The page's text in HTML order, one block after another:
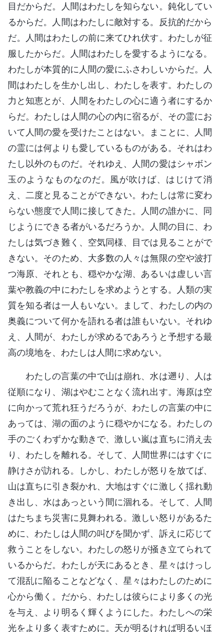
目だからだ。人間はわたしを知らない。鈍化してい
るからだ。人間はわたしに敵対する。反抗的だから
だ。人間はわたしの前に来てひれ伏す。わたしが征
服したからだ。人間はわたしを愛するようになる。
わたしが本質的に人間の愛にふさわしいからだ。人
間はわたしを生かし出し、わたしを表す。わたしの
力と知恵とが、人間をわたしの心に適う者にするか
らだ。わたしは人間の心の内に宿るが、その霊にお
いて人間の愛を受けたことはない。まことに、人間
の霊には何よりも愛しているものがある。それはわ
たし以外のものだ。それゆえ、人間の愛はシャボン
玉のようなものなのだ。風が吹けば、はじけて消
え、二度と見ることができない。わたしは常に変わ
らない態度で人間に接してきた。人間の誰かに、同
じようにできる者がいるだろうか。人間の目に、わ
たしは気づき難く、空気同様、目では見ることがで
きない。そのため、大多数の人々は無限の空や波打
つ海原、それとも、穏やかな湖、あるいは虚しい言
葉や教義の中にわたしを求めようとする。人類の実
質を知る者は一人もいない。まして、わたしの内の
奥義について何かを語れる者は誰もいない。それゆ
え、人間が、わたしが求めるであろうと予想する最
高の境地を、わたしは人間に求めない。
わたしの言葉の中で山は崩れ、水は遡り、人は
従順になり、湖はやむことなく流れ出す。海原は空
に向かって荒れ狂うだろうが、わたしの言葉の中に
あっては、湖の面のように穏やかになる。わたしの
手のごくわずかな動きで、激しい嵐は直ちに消え去
り、わたしを離れる。そして、人間世界にはすぐに
静けさが訪れる。しかし、わたしが怒りを放てば、
山は直ちに引き裂かれ、大地はすぐに激しく揺れ動
き出し、水はあっという間に涸れる。そして、人間
はたちまち災害に見舞われる。激しい怒りがあるた
めに、わたしは人間の叫びを聞かず、訴えに応じて
救うことをしない。わたしの怒りが掻き立てられて
いるからだ。わたしが天にあるとき、星々はけっし
て混乱に陥ることなどなく、星々はわたしのために
心から働く。だから、わたしは彼らにより多くの光
を与え、より明るく輝くようにした。わたしへの栄
光をより多く表すために。天が明るければ明るいほ